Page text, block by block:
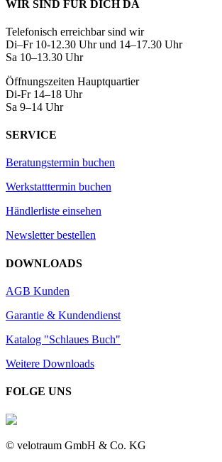
WIR SIND FÜR DICH DA
Telefonisch erreichbar sind wir
Di–Fr 10-12.30 Uhr und 14–17.30 Uhr
Sa 10–13.30 Uhr
Öffnungszeiten Hauptquartier
Di-Fr 14–18 Uhr
Sa 9–14 Uhr
SERVICE
Beratungstermin buchen
Werkstatttermin buchen
Händlerliste einsehen
Newsletter bestellen
DOWNLOADS
AGB Kunden
Garantie & Kundendienst
Katalog "Schlaues Buch"
Weitere Downloads
FOLGE UNS
© velotraum GmbH & Co. KG